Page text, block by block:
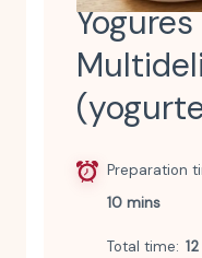
Preparation
10 mins
Total time